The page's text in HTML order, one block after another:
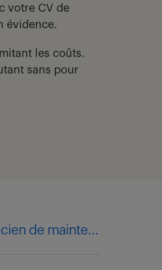
votre CV de
évidence.
les coûts.
sans pour
technicien de maintenance